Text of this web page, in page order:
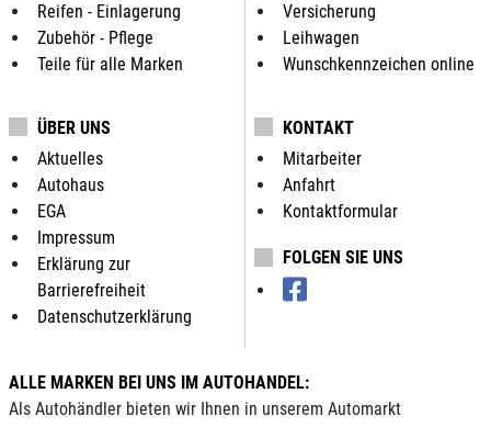
Reifen - Einlagerung
Zubehör - Pflege
Teile für alle Marken
Versicherung
Leihwagen
Wunschkennzeichen online
ÜBER UNS
Aktuelles
Autohaus
EGA
Impressum
Erklärung zur
Barrierefreiheit
Datenschutzerklärung
KONTAKT
Mitarbeiter
Anfahrt
Kontaktformular
FOLGEN SIE UNS
ALLE MARKEN BEI UNS IM AUTOHANDEL:
Als Autohändler bieten wir Ihnen in unserem Automarkt